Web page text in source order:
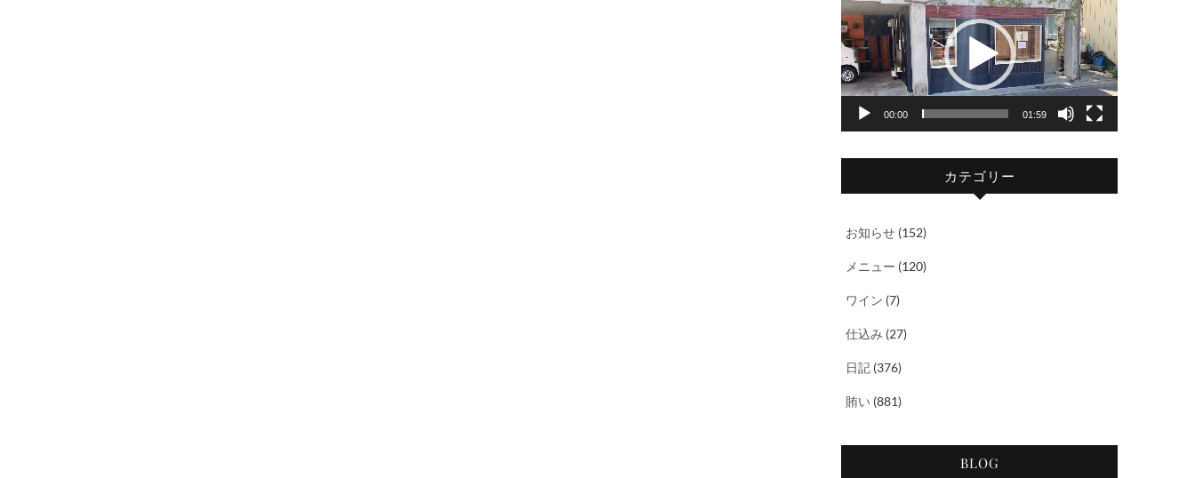
画
プ
レ
ー
ヤ
00:00 01:59
カテゴリー
お知らせ (152)
メニュー (120)
ワイン (7)
仕込み (27)
日記 (376)
賄い (881)
BLOG